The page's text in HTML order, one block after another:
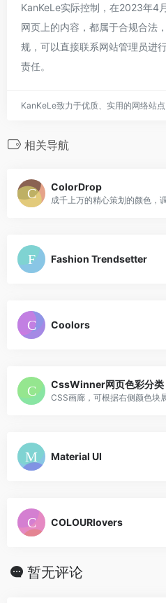
KanKeLe实际控制，在2023年4
网页上的内容，都属于合规合法
规，可以直接联系网站管理员进
责任。
KanKeLe致力于优质、实用的网络站点
相关导航
ColorDrop
成千上万的精心策划的颜色，
Fashion Trendsetter
Coolors
CssWinner网页色彩分类
CSS画廊，可根据右侧颜色块
Material UI
COLOURlovers
暂无评论